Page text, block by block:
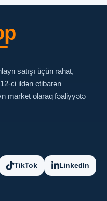
satışı üçün rahat,
ci ildən etibarən
market olaraq fəaliyyətə
TikTok LinkedIn